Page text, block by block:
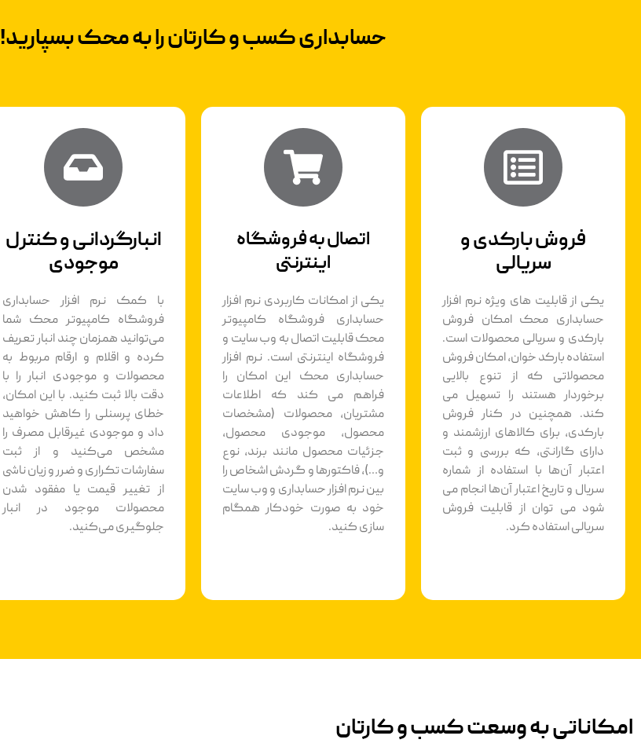
حسابداری کسب و کار‌تان را به محک بسپارید!
فروش بارکدی و
سریالی
یکی از قابلیت های ویژه نرم افزار
حسابداری محک امکان فروش
بارکدی و سریالی محصولات است.
استفاده بارکد خوان، امکان فروش
محصولاتی که از تنوع بالایی
برخوردار هستند را تسهیل می
کند. همچنین در کنار فروش
بارکدی، برای کالاهای ارزشمند و
دارای گارانتی، که بررسی و ثبت
اعتبار آن‌ها با استفاده از شماره
سریال و تاریخ اعتبار آن‌ها انجام می
شود می توان از قابلیت فروش
سریالی استفاده کرد.
اتصال به فروشگاه
اینترنتی
یکی از امکانات کاربردی نرم افزار
حسابداری فروشگاه کامپیوتر
محک قابلیت اتصال به وب سایت و
فروشگاه اینترنتی است. نرم افزار
حسابداری محک این امکان را
فراهم می کند که اطلاعات
مشتریان، محصولات (مشخصات
محصول، موجودی محصول،
جزئیات محصول مانند برند، نوع
و…)، فاکتورها و گردش اشخاص را
بین نرم افزار حسابداری و وب سایت
خود به صورت خودکار همگام
سازی کنید.
انبارگردانی و کنترل
موجودی
با کمک نرم افزار حسابداری
فروشگاه کامپیوتر محک شما
می‌توانید همزمان چند انبار تعریف
کرده و اقلام و ارقام مربوط به
محصولات و موجودی انبار را با
دقت بالا ثبت کنید. با این امکان،
خطای پرسنلی را کاهش خواهید
داد و موجودی غیرقابل مصرف را
مشخص می‌کنید و از ثبت
سفارشات تکراری و ضرر و زیان ناشی
از تغییر قیمت یا مفقود شدن
محصولات موجود در انبار
جلوگیری می‌کنید.
امکاناتی به وسعت کسب و کارتان